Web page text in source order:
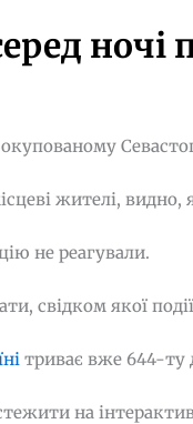
жителі,
не реагували.
свідком якої
триває вже 644-ту
на